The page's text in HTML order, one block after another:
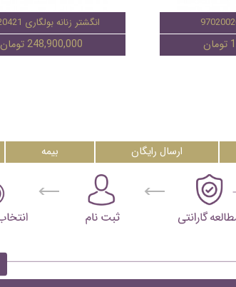
انگشتر زنانه بولگاری 95020421
248,900,000 تومان
ارسال رایگان بیمه